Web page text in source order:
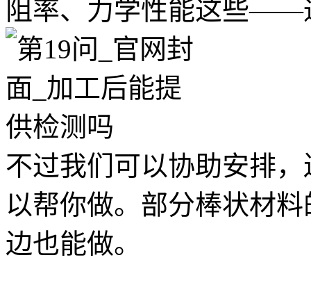
阻率、力学性能这些——
不过我们可以协助安排
以帮你做。部分棒状材
边也能做。